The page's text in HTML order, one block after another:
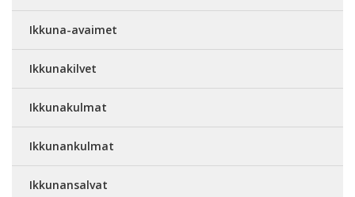
Ikkuna-avaimet
Ikkunakilvet
Ikkunakulmat
Ikkunankulmat
Ikkunansalvat